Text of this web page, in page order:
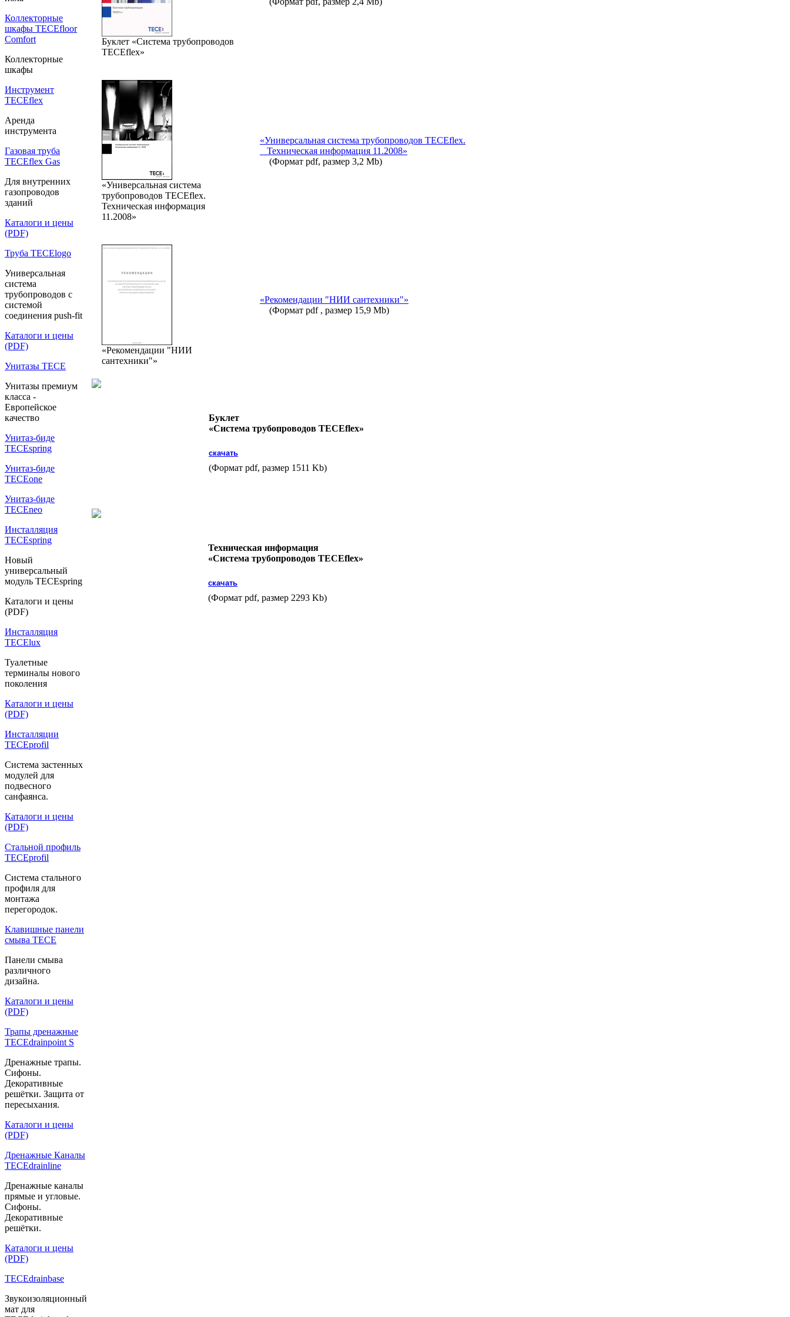
Коллекторные
шкафы TECEfloor
Comfort
Коллекторные
шкафы
Инструмент
TECEflex
Аренда
инструмента
Газовая труба
TECEflex Gas
Для внутренних
газопроводов
зданий
Каталоги и цены
(PDF)
Труба TECElogo
Универсальная
система
трубопроводов с
системой
соединения push-fit
Каталоги и цены
(PDF)
Унитазы TECE
Унитазы премиум
класса -
Европейское
качество
Унитаз-биде
TECEspring
Унитаз-биде
TECEone
Унитаз-биде
TECEneo
Инсталляция
TECEspring
Новый
универсальный
модуль TECEspring
Каталоги и цены
(PDF)
Инсталляция
TECElux
Туалетные
терминалы нового
поколения
Каталоги и цены
(PDF)
Инсталляции
TECEprofil
Система застенных
модулей для
подвесного
санфаянса.
Каталоги и цены
(PDF)
Стальной профиль
TECEprofil
Система стального
профиля для
монтажа
перегородок.
Клавишные панели
смыва TECE
Панели смыва
различного
дизайна.
Каталоги и цены
(PDF)
Трапы дренажные
TECEdrainpoint S
Дренажные трапы.
Сифоны.
Декоративные
решётки. Защита от
пересыхания.
Каталоги и цены
(PDF)
Дренажные Каналы
TECEdrainline
Дренажные каналы
прямые и угловые.
Сифоны.
Декоративные
решётки.
Каталоги и цены
(PDF)
TECEdrainbase
Звукоизоляционный
мат для
Буклет «Система трубопроводов
TECEflex»
«Универсальная система
трубопроводов TECEflex.
Техническая информация
11.2008»
«Универсальная система трубопроводов TECEflex.
Техническая информация 11.2008»
(Формат pdf, размер 3,2 Mb)
«Рекомендации "НИИ
сантехники"»
«Рекомендации "НИИ сантехники"»
(Формат pdf , размер 15,9 Mb)
Буклет
«Система трубопроводов TECEflex»
скачать
(Формат pdf, размер 1511 Kb)
Техническая информация
«Cистема трубопроводов TECEflex»
скачать
(Формат pdf, размер 2293 Kb)